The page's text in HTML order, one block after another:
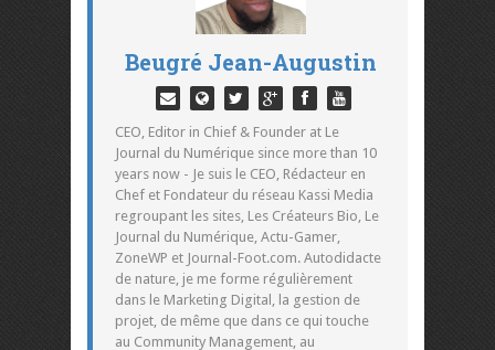
Beugré Jean-Augustin
CEO, Editor in Chief & Founder at Le
Journal du Numérique since more than 10
years now - Je suis le CEO, Rédacteur en
Chef et Fondateur du réseau Kassi Media
regroupant les sites, Les Créateurs Bio, Le
Journal du Numérique, Actu-Gamer,
ZoneWP et Journal-Foot.com. Autodidacte
de nature, je me forme régulièrement
dans le Marketing Digital, la gestion de
projet, de même que dans ce qui touche
au Community Management, au